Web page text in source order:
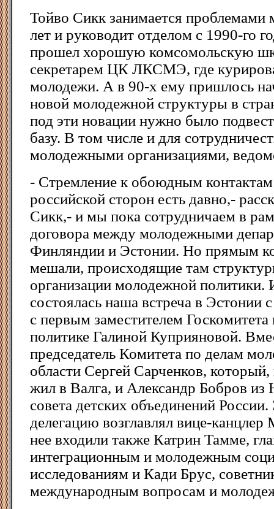
Тойво Сикк занимается
лет и руководит отделом с 1990-го
прошел хорошую комсомольскую
секретарем ЦК ЛКСМЭ, где
молодежи. А в 90-х ему пришлось
новой молодежной структуры в
под эти новации нужно было
базу. В том числе и для
молодежными организациями,
- Стремление к обоюдным контактам
российской сторон есть давно,-
Сикк,- и мы пока сотрудничаем в
договора между молодежными
Финляндии и Эстонии. Но прямым
мешали, происходящие там
организации молодежной политики.
состоялась наша встреча в Эстонии
с первым заместителем
политике Галиной Куприяновой.
председатель Комитета по делам
области Сергей Сарченков, который,
жил в Валга, и Александр Бобров из
совета детских объединений
делегацию возглавлял вице-
нее входили также Катpин Тамме,
интегpационным и молодежным
исследованиям и Кади Бpус,
междунаpодным вопpосам и